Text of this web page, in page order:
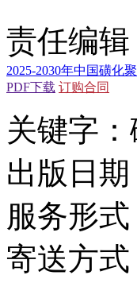
责任编
2025-2030年中国磺化
PDF下载 订购合同
关键字
出版日期
服务形
寄送方